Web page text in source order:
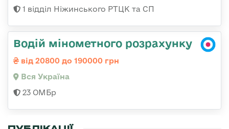
1 відділ Ніжинського РТЦК та СП
Водій мінометного розрахунку
від 20800 до 190000 грн
Вся Україна
23 ОМБр